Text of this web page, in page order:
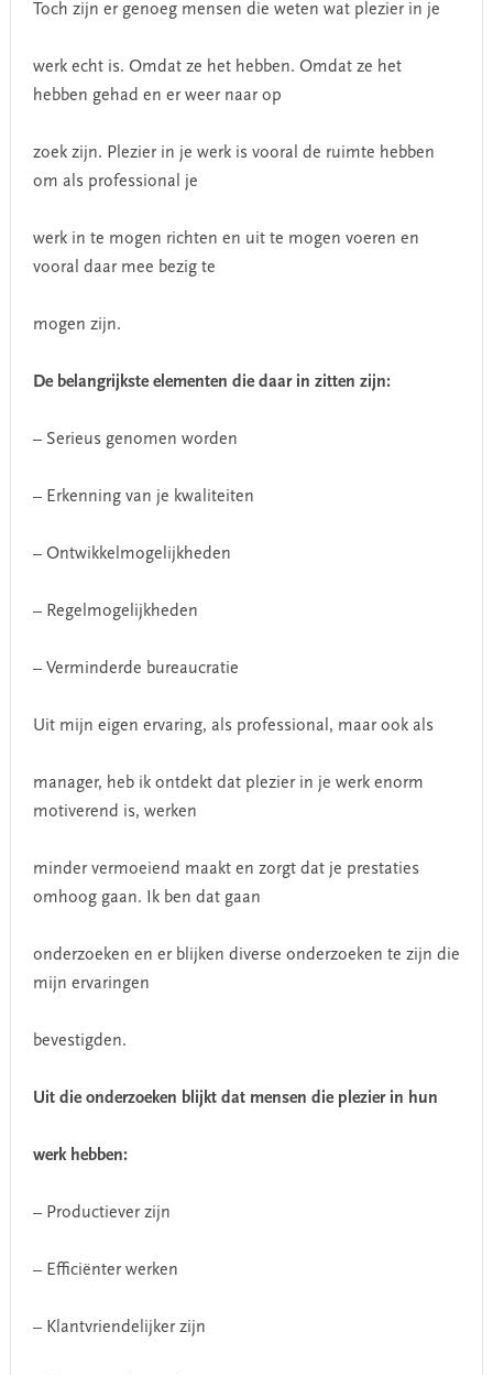
Toch zijn er genoeg mensen die weten wat plezier in je
werk echt is. Omdat ze het hebben. Omdat ze het
hebben gehad en er weer naar op
zoek zijn. Plezier in je werk is vooral de ruimte hebben
om als professional je
werk in te mogen richten en uit te mogen voeren en
vooral daar mee bezig te
mogen zijn.
De belangrijkste elementen die daar in zitten zijn:
– Serieus genomen worden
– Erkenning van je kwaliteiten
– Ontwikkelmogelijkheden
– Regelmogelijkheden
– Verminderde bureaucratie
Uit mijn eigen ervaring, als professional, maar ook als
manager, heb ik ontdekt dat plezier in je werk enorm
motiverend is, werken
minder vermoeiend maakt en zorgt dat je prestaties
omhoog gaan. Ik ben dat gaan
onderzoeken en er blijken diverse onderzoeken te zijn die
mijn ervaringen
bevestigden.
Uit die onderzoeken blijkt dat mensen die plezier in hun
werk hebben:
– Productiever zijn
– Efficiënter werken
– Klantvriendelijker zijn